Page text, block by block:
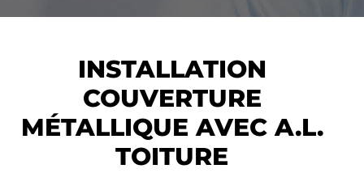
INSTALLATION
COUVERTURE
MÉTALLIQUE AVEC A.L.
TOITURE